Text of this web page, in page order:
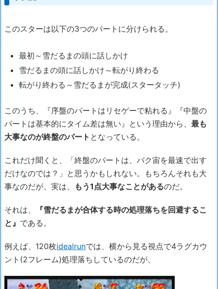
このスターは以下の3つのパートに分けられる。
最初～雪だるまの頭に話しかけ
雪だるまの頭に話しかけ～転がり終わる
転がり終わる～雪だるまが完成(スタータッチ)
このうち、『序盤のパートはリセゲーで粘れる』『中盤の
パートは基本的にタイム差は無い』という理由から、 最も
大事なのが終盤のパート となっている。
これだけ聞くと、「終盤のパートは、バク宙を最速で出す
だけなのでは？」と思うかもしれない。もちろんそれも大
事なのだが、実は、
もう1点大事なことがあるのだ。
それは、
『雪だるまが合体する時の処理落ちを回避するこ
と』 である。
例えば、120枚idealrunでは、横から見る視点で4ラグカウ
ント(2フレーム)処理落ちしているのだが、